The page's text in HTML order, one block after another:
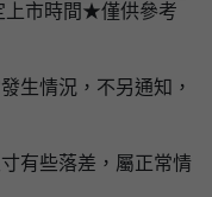
上市時間★僅供參考
生情況，不另通知，
有些落差，屬正常情